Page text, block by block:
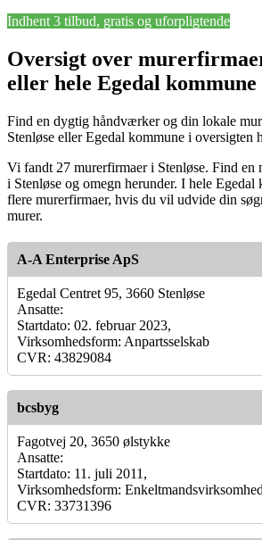
Indhent 3 tilbud, gratis og uforpligtende
Oversigt over
eller hele Egedal kommune
Find en dygtig håndværker og din lokale
Stenløse eller Egedal kommune i oversigten
Vi fandt 27 murerfirmaer i Stenløse. Find en
i Stenløse og omegn herunder. I hele Egedal
flere murerfirmaer, hvis du vil udvide din
murer.
A-A Enterprise ApS
Egedal Centret 95, 3660 Stenløse
Ansatte:
Startdato: 02. februar 2023,
Virksomhedsform: Anpartsselskab
CVR: 43829084
bcsbyg
Fagotvej 20, 3650 ølstykke
Ansatte:
Startdato: 11. juli 2011,
Virksomhedsform: Enkeltmandsvirksomhed
CVR: 33731396